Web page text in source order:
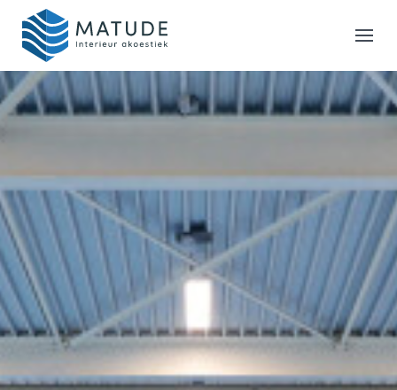
Home
Merken
Oplossingen
Matude